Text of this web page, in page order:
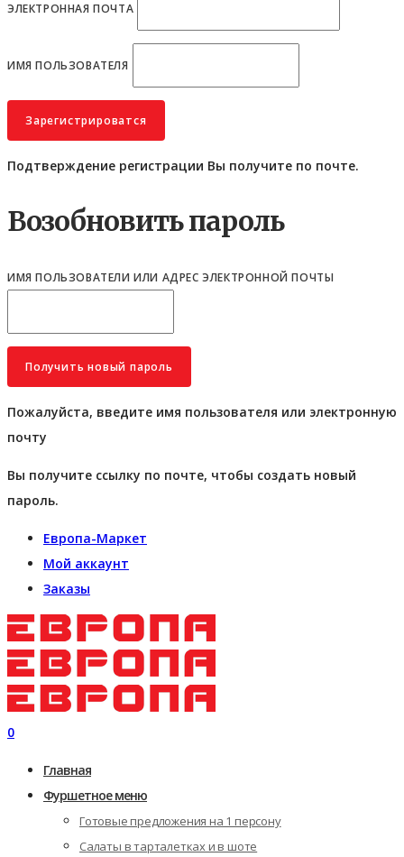
ЭЛЕКТРОННАЯ ПОЧТА
ИМЯ ПОЛЬЗОВАТЕЛЯ
Подтверждение регистрации Вы получите по почте.
Возобновить пароль
ИМЯ ПОЛЬЗОВАТЕЛИ ИЛИ АДРЕС ЭЛЕКТРОННОЙ ПОЧТЫ
Пожалуйста, введите имя пользователя или электронную
почту
Вы получите ссылку по почте, чтобы создать новый
пароль.
Европа-Маркет
Мой аккаунт
Заказы
0
Главная
Фуршетное меню
Готовые предложения на 1 персону
Салаты в тарталетках и в шоте